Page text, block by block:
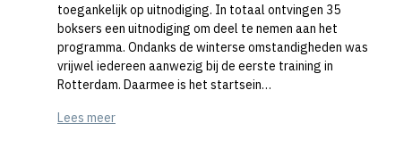
toegankelijk op uitnodiging. In totaal ontvingen 35
boksers een uitnodiging om deel te nemen aan het
programma. Ondanks de winterse omstandigheden was
vrijwel iedereen aanwezig bij de eerste training in
Rotterdam. Daarmee is het startsein…
Lees meer